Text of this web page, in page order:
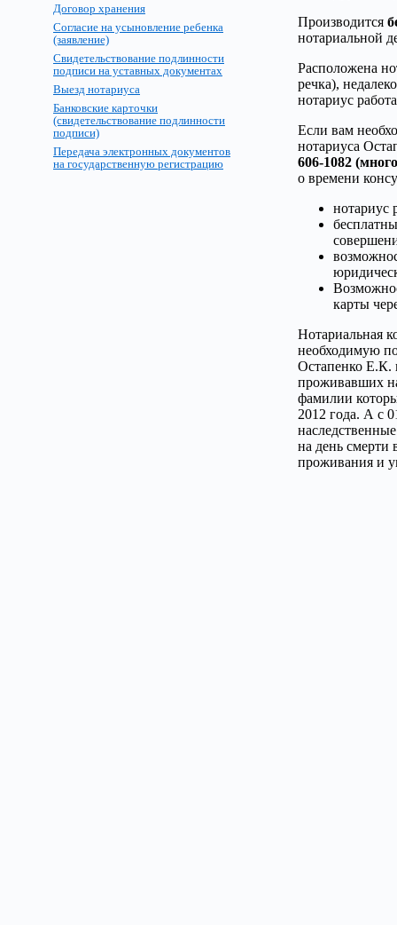
Договор хранения
Согласие на усыновление ребенка
(заявление)
Свидетельствование подлинности
подписи на уставных документах
Выезд нотариуса
Банковские карточки
(свидетельствование подлинности
подписи)
Передача электронных документов
на государственную регистрацию
Производится
нотариальной
Расположена
речка),
нотариус
Если вам
нотариуса
606-1082
о времени
нотариус
карты
Нотариальная
необходимую
Остапенко Е.К.
проживавших
фамилии
2012 года. А с
на день смерти
проживания и